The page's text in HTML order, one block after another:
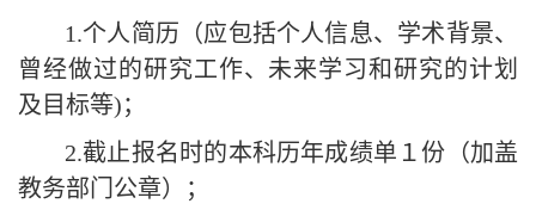
1.个人简历（应包括个人信息、学术背景、
曾经做过的研究工作、未来学习和研究的计划
及目标等)；
2.截止报名时的本科历年成绩单１份（加盖
教务部门公章）；